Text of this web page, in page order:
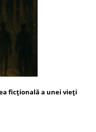
ficțională a unei vieți